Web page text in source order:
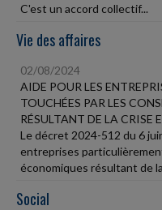
C'est un accord collectif...
Vie des affaires
02/08/2024
AIDE POUR LES
TOUCHÉES PAR LES
RÉSULTANT DE LA CRISE
Le décret 2024-512 du 6
entreprises
économiques résultant de
Social